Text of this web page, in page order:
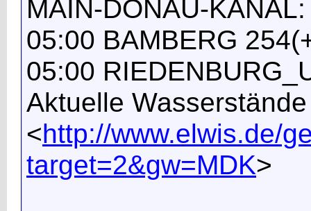
MAIN-DONAU-KANAL:
05:00 BAMBERG
05:00
Aktuelle
<http://www.elwis.de/
target=2&gw=MDK>